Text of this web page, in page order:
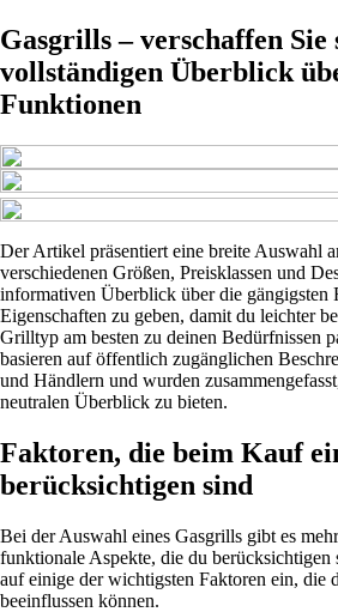
Gasgrills – verschaffen Sie
vollständigen Überblick
Funktionen
Der Artikel präsentiert eine breite Auswahl
verschiedenen Größen, Preisklassen und
informativen Überblick über die gängigsten
Eigenschaften zu geben, damit du leichter
Grilltyp am besten zu deinen Bedürfnissen
basieren auf öffentlich zugänglichen
und Händlern und wurden
neutralen Überblick zu bieten.
Faktoren, die beim Kauf
berücksichtigen sind
Bei der Auswahl eines Gasgrills gibt es
funktionale Aspekte, die du
auf einige der wichtigsten Faktoren ein, die
beeinflussen können.